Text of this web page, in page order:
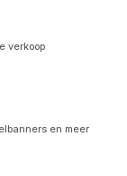
verkoop
en meer